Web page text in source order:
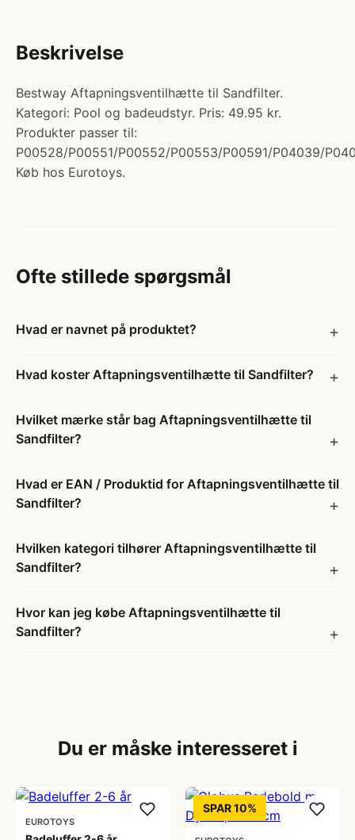
Beskrivelse
Bestway Aftapningsventilhætte til Sandfilter.
Kategori: Pool og badeudstyr. Pris: 49.95 kr.
Produkter passer til:
P00528/P00551/P00552/P00553/P00591/P04039/
Køb hos Eurotoys.
Ofte stillede spørgsmål
Hvad er navnet på produktet?
Hvad koster Aftapningsventilhætte til Sandfilter?
Hvilket mærke står bag Aftapningsventilhætte til
Sandfilter?
Hvad er EAN / Produktid for Aftapningsventilhætte til
Sandfilter?
Hvilken kategori tilhører Aftapningsventilhætte til
Sandfilter?
Hvor kan jeg købe Aftapningsventilhætte til
Sandfilter?
Du er måske interesseret i
EUROTOYS
SPAR 10%